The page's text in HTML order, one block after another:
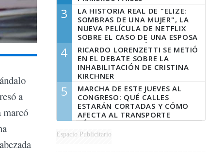
a
marcó
LATINOAMERICANOS EN SER
DERROTADOS
3
LA HISTORIA REAL DE "ELIZE:
SOMBRAS DE UNA MUJER", LA
NUEVA PELÍCULA DE NETFLIX
SOBRE EL CASO DE UNA ESPOSA
QUE DESCUARTIZÓ A SU
MARIDO
4
RICARDO LORENZETTI SE METIÓ
EN EL DEBATE SOBRE LA
INHABILITACIÓN DE CRISTINA
KIRCHNER
5
MARCHA DE ESTE JUEVES AL
CONGRESO: QUÉ CALLES
ESTARÁN CORTADAS Y CÓMO
AFECTA AL TRANSPORTE
PÚBLICO
Espacio Publicitario